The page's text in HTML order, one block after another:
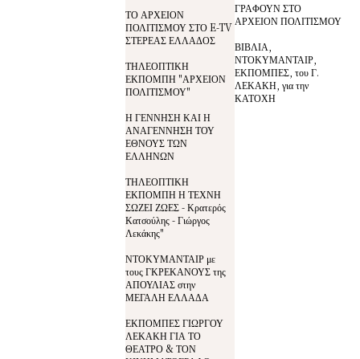
ΤΟ ΑΡΧΕΙΟΝ
ΠΟΛΙΤΙΣΜΟΥ ΣΤΟ E-TV
ΣΤΕΡΕΑΣ ΕΛΛΑΔΟΣ
ΤΗΛΕΟΠΤΙΚΗ
ΕΚΠΟΜΠΗ "ΑΡΧΕΙΟΝ
ΠΟΛΙΤΙΣΜΟΥ"
Η ΓΕΝΝΗΣΗ ΚΑΙ Η
ΑΝΑΓΕΝΝΗΣΗ ΤΟΥ
ΕΘΝΟΥΣ ΤΩΝ
ΕΛΛΗΝΩΝ
ΤΗΛΕΟΠΤΙΚΗ
ΕΚΠΟΜΠΗ Η ΤΕΧΝΗ
ΣΩΖΕΙ ΖΩΕΣ - Κρατερός
Κατσούλης - Γιώργος
Λεκάκης"
ΝΤΟΚΥΜΑΝΤΑΙΡ με
τους ΓΚΡΕΚΑΝΟΥΣ της
ΑΠΟΥΛΙΑΣ στην
ΜΕΓΑΛΗ ΕΛΛΑΔΑ
ΕΚΠΟΜΠΕΣ ΓΙΩΡΓΟΥ
ΛΕΚΑΚΗ ΓΙΑ ΤΟ
ΘΕΑΤΡΟ & ΤΟΝ
ΓΡΑΦΟΥΝ ΣΤΟ
ΑΡΧΕΙΟΝ ΠΟΛΙΤΙΣΜΟΥ
ΒΙΒΛΙΑ,
ΝΤΟΚΥΜΑΝΤΑΙΡ,
ΕΚΠΟΜΠΕΣ, του Γ.
ΛΕΚΑΚΗ, για την
ΚΑΤΟΧΗ